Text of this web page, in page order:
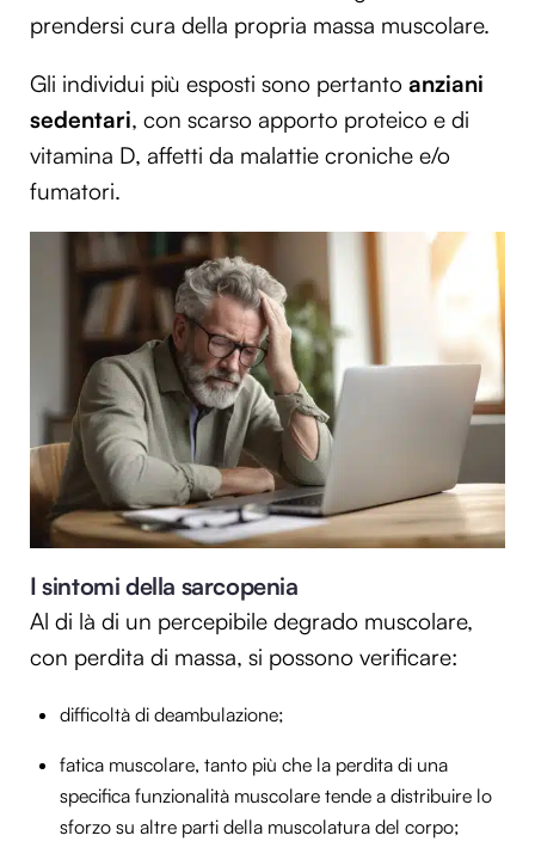
prendersi cura della propria massa muscolare.
Gli individui più esposti sono pertanto anziani
sedentari, con scarso apporto proteico e di
vitamina D, affetti da malattie croniche e/o
fumatori.
I sintomi della sarcopenia
Al di là di un percepibile degrado muscolare,
con perdita di massa, si possono verificare:
difficoltà di deambulazione;
fatica muscolare, tanto più che la perdita di una
specifica funzionalità muscolare tende a distribuire lo
sforzo su altre parti della muscolatura del corpo;